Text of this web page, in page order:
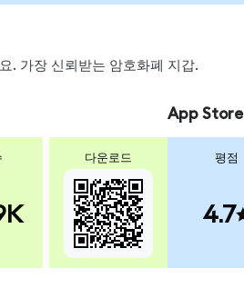
. 가장 신뢰받는 암호화폐 지갑.
다운로드
App Store
평점
4.7